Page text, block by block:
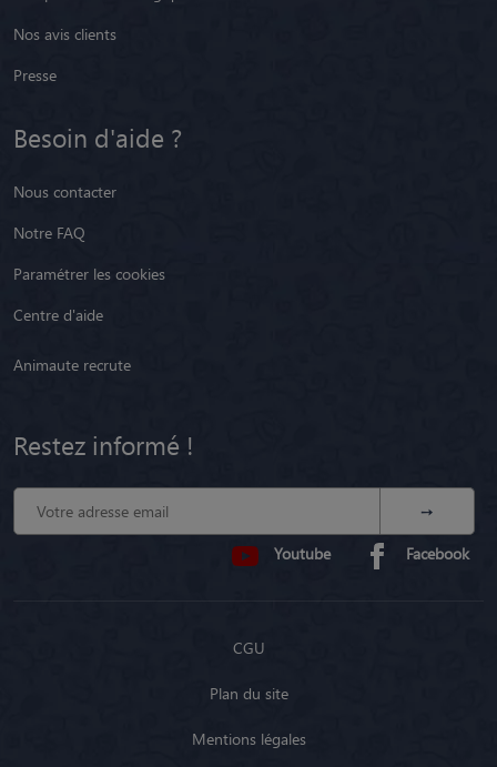
Nos avis clients
Presse
Besoin d'aide ?
Nous contacter
Notre FAQ
Paramétrer les cookies
Centre d'aide
Animaute recrute
Restez informé !
Youtube Facebook
CGU
Plan du site
Mentions légales